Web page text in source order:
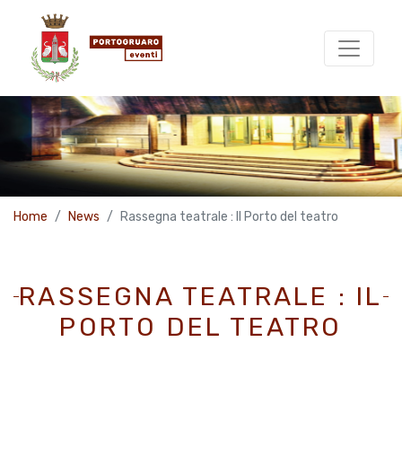
Home News Rassegna teatrale : Il Porto del teatro
RASSEGNA TEATRALE : IL
PORTO DEL TEATRO